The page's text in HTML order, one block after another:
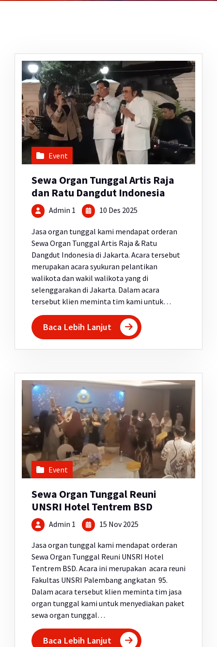
Event
Sewa Organ Tunggal Artis Raja
dan Ratu Dangdut Indonesia
Admin 1 10 Des 2025
Jasa organ tunggal kami mendapat orderan
Sewa Organ Tunggal Artis Raja & Ratu
Dangdut Indonesia di Jakarta. Acara tersebut
merupakan acara syukuran pelantikan
walikota dan wakil walikota yang di
selenggarakan di Jakarta. Dalam acara
tersebut klien meminta tim kami untuk…
Baca Lebih Lanjut
Event
Sewa Organ Tunggal Reuni
UNSRI Hotel Tentrem BSD
Admin 1 15 Nov 2025
Jasa organ tunggal kami mendapat orderan
Sewa Organ Tunggal Reuni UNSRI Hotel
Tentrem BSD. Acara ini merupakan acara reuni
Fakultas UNSRI Palembang angkatan 95.
Dalam acara tersebut klien meminta tim jasa
organ tunggal kami untuk menyediakan paket
sewa organ tunggal…
Baca Lebih Lanjut